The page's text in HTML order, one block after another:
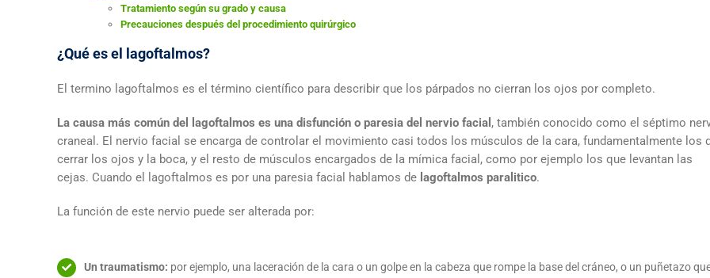
Tratamiento según su grado y causa
Precauciones después del procedimiento quirúrgico
¿Qué es el lagoftalmos?
El termino lagoftalmos es el término científico para describir que los párpados no cierran los ojos por completo.
La causa más común del lagoftalmos es una disfunción o paresia del nervio facial , también conocido como el séptimo
craneal. El nervio facial se encarga de controlar el movimiento casi todos los músculos de la cara, fundamentalmente los
cerrar los ojos y la boca, y el resto de músculos encargados de la mímica facial, como por ejemplo los que levantan las
cejas. Cuando el lagoftalmos es por una paresia facial hablamos de lagoftalmos paralitico.
La función de este nervio puede ser alterada por:
Un traumatismo: por ejemplo, una laceración de la cara o un golpe en la cabeza que rompe la base del cráneo, o un puñetazo